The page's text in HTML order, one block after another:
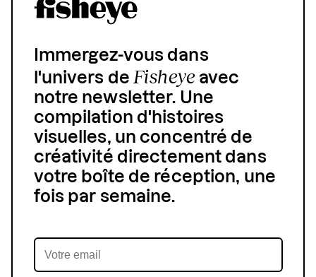
Immergez-vous dans
l'univers deFisheyeavec
notre newsletter. Une
compilation d'histoires
visuelles, un concentré de
créativité directement dans
votre boîte de réception, une
fois par semaine.